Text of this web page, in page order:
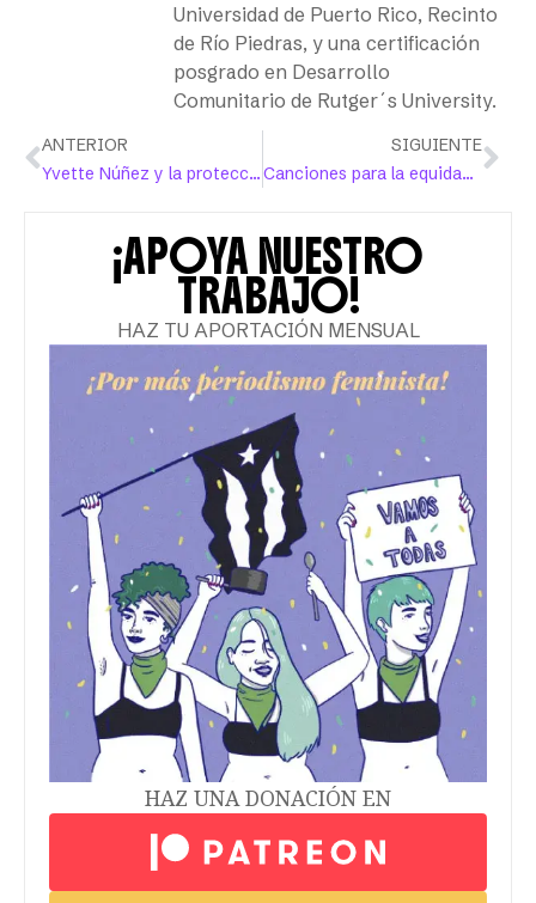
Universidad de Puerto Rico, Recinto
de Río Piedras, y una certificación
posgrado en Desarrollo
Comunitario de Rutger´s University.
ANTERIOR
Yvette Núñez y la protección del Bosque Costero de Punta Las Marías en Santurce
SIGUIENTE
Canciones para la equidad por mujeres puertorriqueñas
¡APOYA NUESTRO
TRABAJO!
HAZ TU APORTACIÓN MENSUAL
HAZ UNA DONACIÓN EN